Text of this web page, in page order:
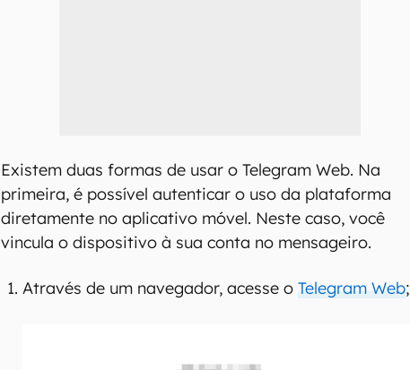
Existem duas formas de usar o Telegram Web. Na
primeira, é possível autenticar o uso da plataforma
diretamente no aplicativo móvel. Neste caso, você
vincula o dispositivo à sua conta no mensageiro.
Através de um navegador, acesse oTelegram Web;